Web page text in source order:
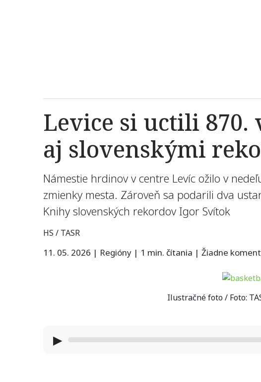
Levice si uctili
aj slovenskými
Námestie hrdinov v centre Levíc ožilo v
zmienky mesta. Zároveň sa podarili dva
Knihy slovenských rekordov Igor Svítok
HS / TASR
11. 05. 2026 | Regióny | 1 min. čítania | Žiadne
Ilustračné foto / Foto:
▶